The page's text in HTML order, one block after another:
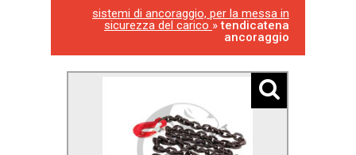
sistemi di ancoraggio, per la messa in
sicurezza del carico »tendicatena
ancoraggio